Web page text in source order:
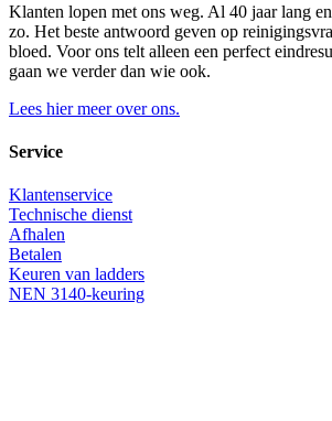
Klanten lopen met ons weg. Al 40 jaar lang
zo. Het beste antwoord geven op
bloed. Voor ons telt alleen een perfect
gaan we verder dan wie ook.
Lees hier meer over ons.
Service
Klantenservice
Technische dienst
Afhalen
Betalen
Keuren van ladders
NEN 3140-keuring